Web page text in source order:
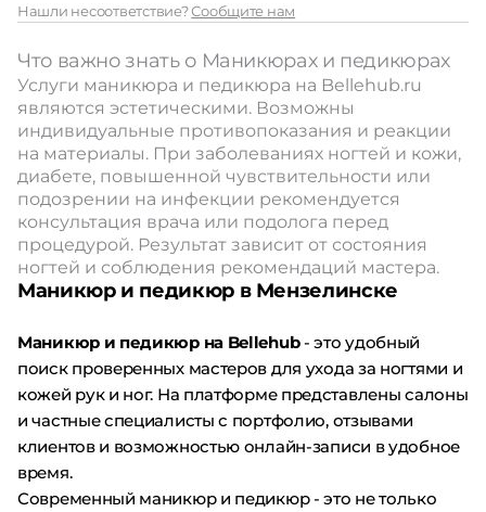
Нашли несоответствие?Сообщите нам
Что важно знать о Маникюрах и педикюрах
Услуги маникюра и педикюра на Bellehub.ru
являются эстетическими. Возможны
индивидуальные противопоказания и реакции
на материалы. При заболеваниях ногтей и кожи,
диабете, повышенной чувствительности или
подозрении на инфекции рекомендуется
консультация врача или подолога перед
процедурой. Результат зависит от состояния
ногтей и соблюдения рекомендаций мастера.
Маникюр и педикюр в Мензелинске
Маникюр и педикюр на Bellehub- это удобный
поиск проверенных мастеров для ухода за ногтями и
кожей рук и ног. На платформе представлены салоны
и частные специалисты с портфолио, отзывами
клиентов и возможностью онлайн-записи в удобное
время.
Современный маникюр и педикюр - это не только